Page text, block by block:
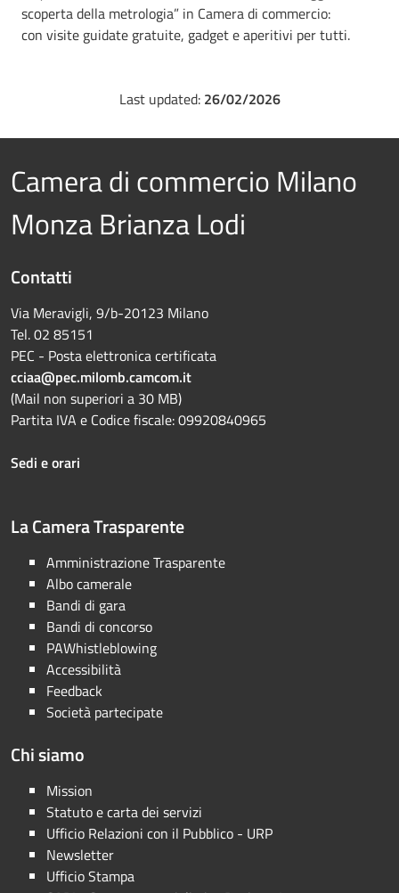
scoperta della metrologia” in Camera di commercio:
con visite guidate gratuite, gadget e aperitivi per tutti.
Last updated: 26/02/2026
Camera di commercio Milano
Monza Brianza Lodi
Contatti
Via Meravigli, 9/b-20123 Milano
Tel. 02 85151
PEC - Posta elettronica certificata
cciaa@pec.milomb.camcom.it
(Mail non superiori a 30 MB)
Partita IVA e Codice fiscale: 09920840965
Sedi e orari
La Camera Trasparente
Amministrazione Trasparente
Albo camerale
Bandi di gara
Bandi di concorso
PAWhistleblowing
Accessibilità
Feedback
Società partecipate
Chi siamo
Mission
Statuto e carta dei servizi
Ufficio Relazioni con il Pubblico - URP
Newsletter
Ufficio Stampa